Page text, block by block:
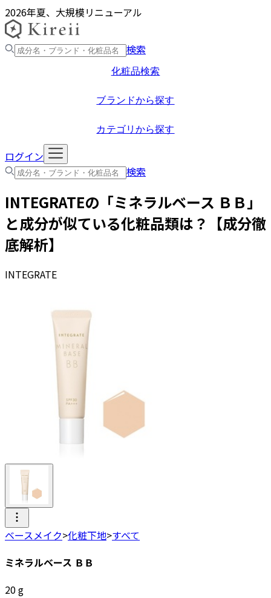
2026年夏、大規模リニューアル
検索
化粧品検索
ブランドから探す
カテゴリから探す
ログイン
検索
INTEGRATEの「ミネラルベース ＢＢ 」
と成分が似ている化粧品類は？【成分徹
底解析】
INTEGRATE
ベースメイク>化粧下地>すべて
ミネラルベース ＢＢ
20g